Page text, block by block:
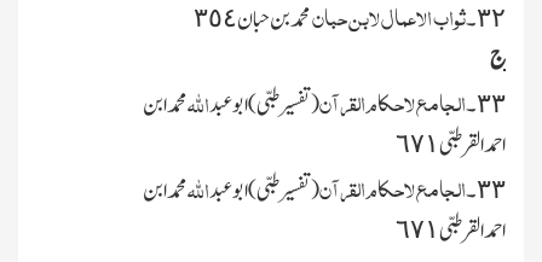
٣٢۔ ثواب الاعمال لابن حبانمحمدبن حبان ٣٥٤
ج
٣٣۔ الجامع لاحکام القرآن(تفسیرطبی)ابوعبداﷲمحمدابن
احمدالقرطبی ٦٧١
٣٣۔ الجامع لاحکام القرآن(تفسیرطبی) ابوعبداﷲمحمدابن
احمدالقرطبی ٦٧١